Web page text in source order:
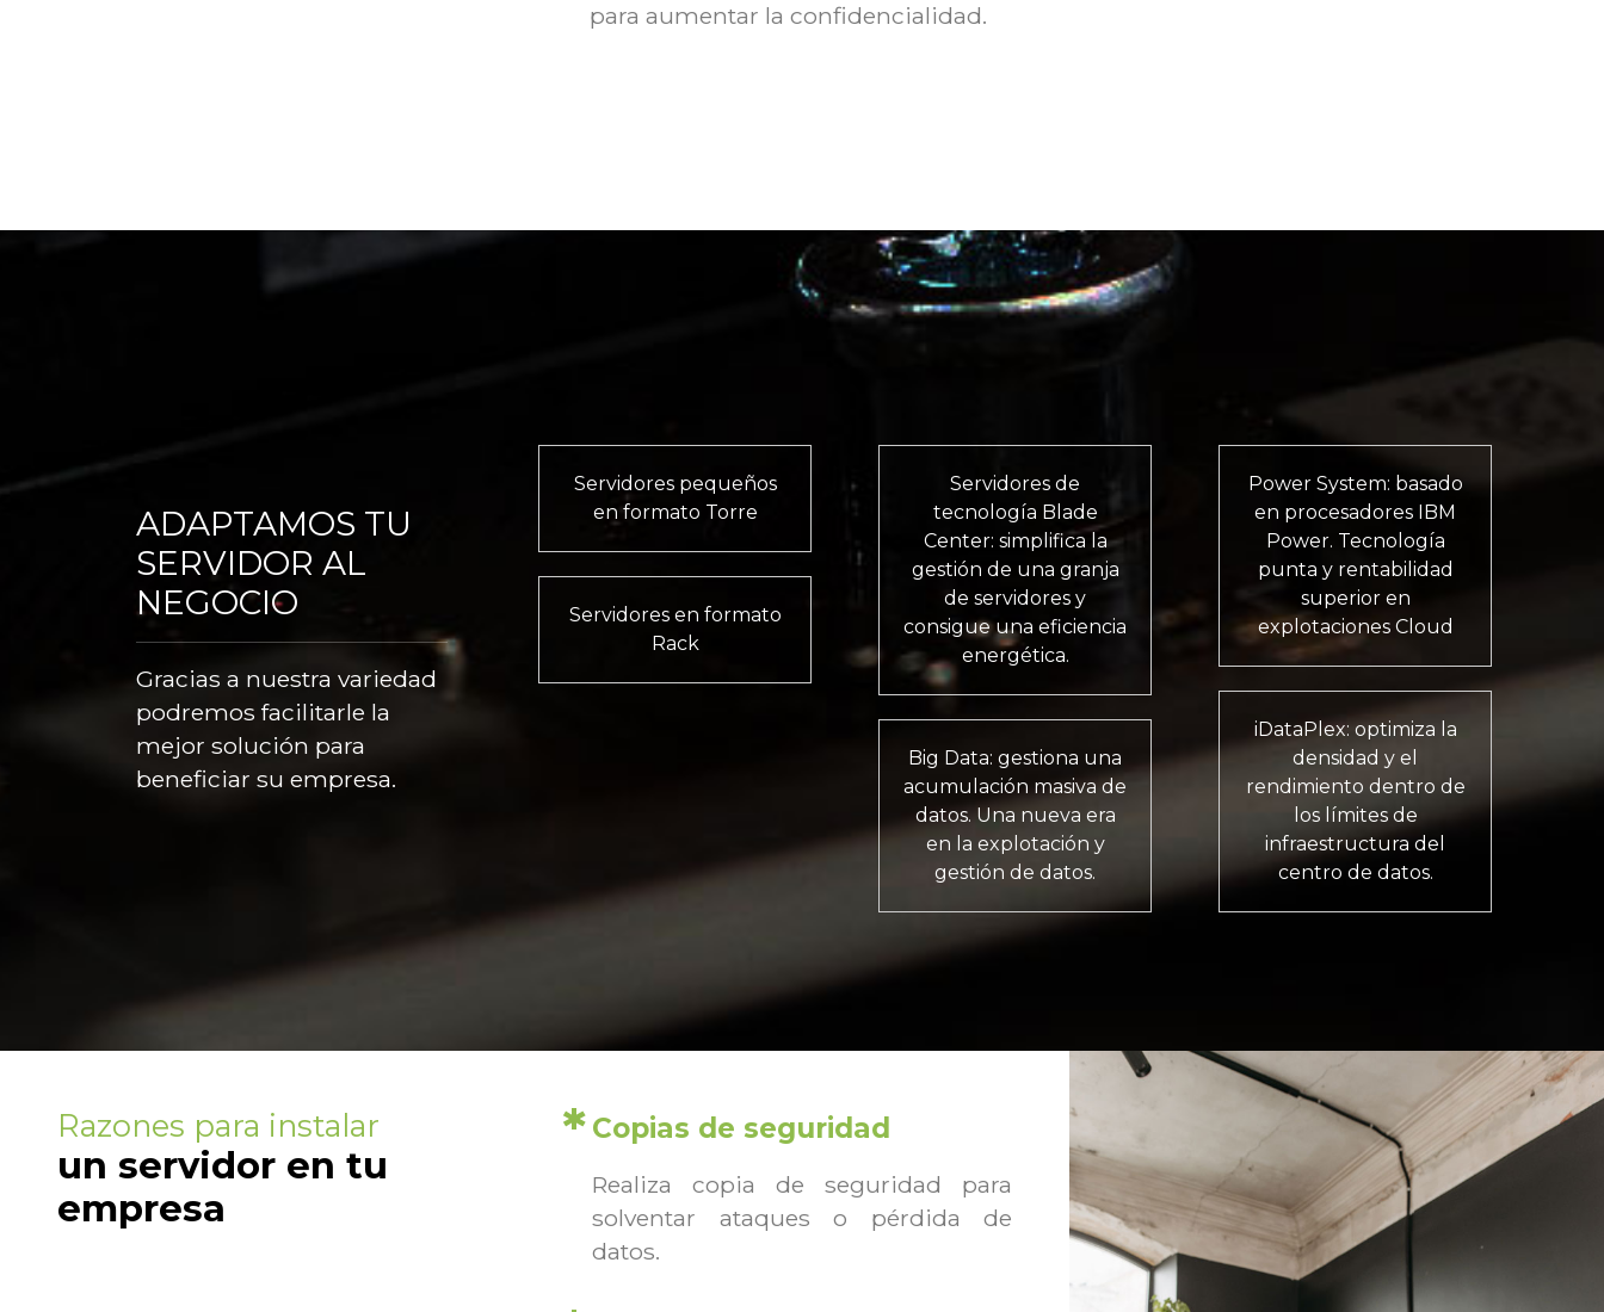
para aumentar la confidencialidad.
ADAPTAMOS TU
SERVIDOR AL
NEGOCIO
Gracias a nuestra variedad
podremos facilitarle la
mejor solución para
beneficiar su empresa.
Servidores pequeños
en formato Torre
Servidores en formato
Rack
Servidores de
tecnología Blade
Center: simplifica la
gestión de una granja
de servidores y
consigue una eficiencia
energética.
Big Data: gestiona una
acumulación masiva de
datos. Una nueva era
en la explotación y
gestión de datos.
Power System: basado
en procesadores IBM
Power. Tecnología
punta y rentabilidad
superior en
explotaciones Cloud
iDataPlex: optimiza la
densidad y el
rendimiento dentro de
los límites de
infraestructura del
centro de datos.
Razones para instalar
un servidor en tu
empresa
Copias de seguridad
Realiza copia de seguridad para
solventar ataques o pérdida de
datos.